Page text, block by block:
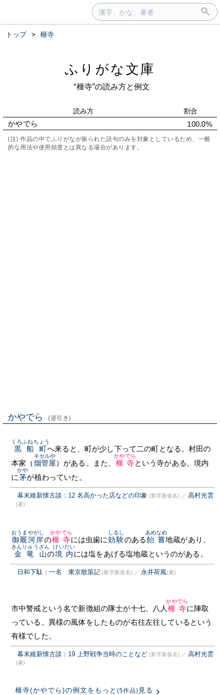
トップ > 榧寺
ふりがな文庫
“榧寺”の読み方と例文
読み方 割合
かやでら 100.0%
(注) 作品の中でふりがなが振られた語句のみを対象としているため、一般
的な用法や使用頻度とは異なる場合があります。
かやでら (逆引き)
黒船町
くろふねちょう
へ来ると、町が少し下って二の町となる。村田の
本家（烟管屋
キセルや
）がある。また、 榧寺
かやでら
という寺がある。境内
に茅
かや
が植わっていた。
幕末維新懐古談：12 名高かった店などの印象 (新字新仮名) ／ 高村光雲
(著)
御厩河岸
おうまやがし
の榧寺
かやでら
には虫歯に 効験
しるし
のある飴嘗
あめなめ
地蔵があり、
金竜山
きんりゅうざん
の境内
けいだい
には塩をあげる塩地蔵というのがある。
日和下駄：一名 東京散策記 (新字新仮名) ／ 永井荷風(著)
市中警戒という名で新徴組の隊士が十七、八人 榧寺
かやでら
に陣取
っている。異様の風体をしたものが右往左往しているという
有様でした。
幕末維新懐古談：19 上野戦争当時のことなど (新字新仮名) ／ 高村光雲
(著)
榧寺(かやでら)の例文をもっと (5作品) 見る